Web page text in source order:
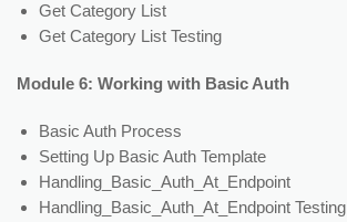
Get Category List
Get Category List Testing
Module 6: Working with Basic Auth
Basic Auth Process
Setting Up Basic Auth Template
Handling_Basic_Auth_At_Endpoint
Handling_Basic_Auth_At_Endpoint Testing